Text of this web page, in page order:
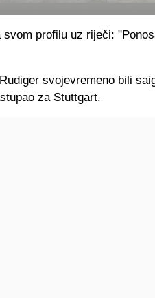
profilu uz riječi:
svojevremeno bili
za Stuttgart.